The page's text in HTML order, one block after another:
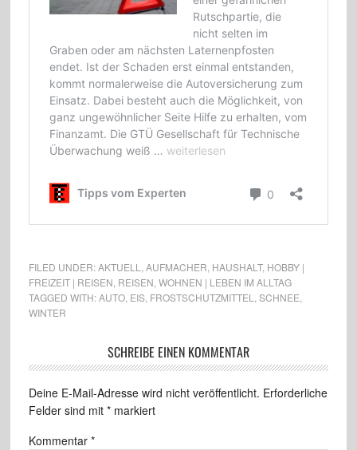
FILED UNDER:AKTUELL AUFMACHER HAUSHALT, HOBBY |
FREIZEIT | REISEN REISEN WOHNEN | LEBEN IM ALLTAG
TAGGED WITH:AUTO, EIS, FROSTSCHUTZMITTEL SCHNEE
WINTER
SCHREIBE EINEN KOMMENTAR
Deine E-Mail-Adresse wird nicht veröffentlicht. Erforderliche
Felder sind mit *markiert
Kommentar *